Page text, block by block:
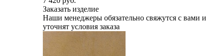
Заказать изделие
Наши менеджеры обязательно свяжутся с вами и
уточнят условия заказа